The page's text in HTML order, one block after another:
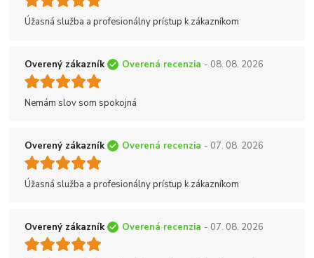
Úžasná služba a profesionálny prístup k zákazníkom
Overený zákazník Overená recenzia - 08. 08. 2026
Nemám slov som spokojná
Overený zákazník Overená recenzia - 07. 08. 2026
Úžasná služba a profesionálny prístup k zákazníkom
Overený zákazník Overená recenzia - 07. 08. 2026